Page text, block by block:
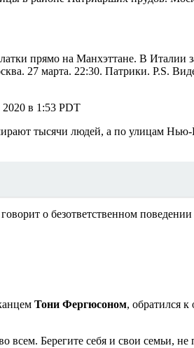
прямо на Манхэттане. В Италии
27 марта. 22:30. Патрики. P.S.
в 1:53 PDT
тысячи людей, а по улицам
о безответственном
Тони Фергюсоном, обратился
Берегите себя и свои семьи, не